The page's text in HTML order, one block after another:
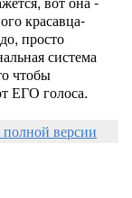
красавца-
просто
система
чтобы
ЕГО голоса.
полной версии